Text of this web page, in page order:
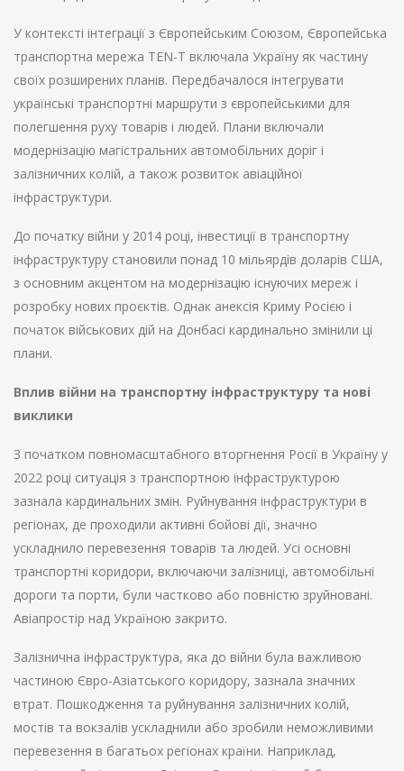
У контексті інтеграції з Європейським Союзом, Європейська
транспортна мережа TEN-T включала Україну як частину
своїх розширених планів. Передбачалося інтегрувати
українські транспортні маршрути з європейськими для
полегшення руху товарів і людей. Плани включали
модернізацію магістральних автомобільних доріг і
залізничних колій, а також розвиток авіаційної
інфраструктури.
До початку війни у 2014 році, інвестиції в транспортну
інфраструктуру становили понад 10 мільярдів доларів США,
з основним акцентом на модернізацію існуючих мереж і
розробку нових проєктів. Однак анексія Криму Росією і
початок військових дій на Донбасі кардинально змінили ці
плани.
Вплив війни на транспортну інфраструктуру та нові
виклики
З початком повномасштабного вторгнення Росії в Україну у
2022 році ситуація з транспортною інфраструктурою
зазнала кардинальних змін. Руйнування інфраструктури в
регіонах, де проходили активні бойові дії, значно
ускладнило перевезення товарів та людей. Усі основні
транспортні коридори, включаючи залізниці, автомобільні
дороги та порти, були частково або повністю зруйновані.
Авіапростір над Україною закрито.
Залізнична інфраструктура, яка до війни була важливою
частиною Євро-Азіатського коридору, зазнала значних
втрат. Пошкодження та руйнування залізничних колій,
мостів та вокзалів ускладнили або зробили неможливими
перевезення в багатьох регіонах країни. Наприклад,